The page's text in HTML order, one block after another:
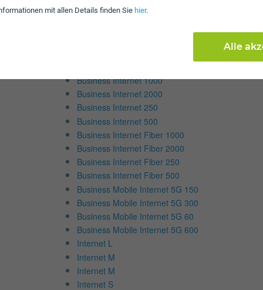
mit allen Details finden Sie hier.
Alle
Business Internet 1000
Business Internet 2000
Business Internet 250
Business Internet 500
Business Internet Fiber 1000
Business Internet Fiber 2000
Business Internet Fiber 250
Business Internet Fiber 500
Business Mobile Internet 5G 150
Business Mobile Internet 5G 300
Business Mobile Internet 5G 60
Business Mobile Internet 5G 600
Internet L
Internet M
Internet M
Internet S